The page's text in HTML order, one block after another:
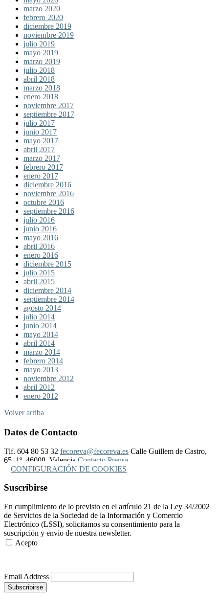
marzo 2020
febrero 2020
diciembre 2019
noviembre 2019
julio 2019
mayo 2019
marzo 2019
julio 2018
abril 2018
marzo 2018
enero 2018
noviembre 2017
septiembre 2017
julio 2017
junio 2017
mayo 2017
abril 2017
marzo 2017
febrero 2017
enero 2017
diciembre 2016
noviembre 2016
octubre 2016
septiembre 2016
julio 2016
junio 2016
mayo 2016
abril 2016
enero 2016
diciembre 2015
julio 2015
abril 2015
diciembre 2014
septiembre 2014
agosto 2014
julio 2014
junio 2014
mayo 2014
abril 2014
marzo 2014
febrero 2014
mayo 2013
noviembre 2012
abril 2012
enero 2012
Volver arriba
Datos de Contacto
Tlf. 604 80 53 32 fecoreva@fecoreva.es Calle Guillem de Castro,
65, 1º, 46008, Valencia Contacto Prensa
CONFIGURACIÓN DE COOKIES
Suscribirse
En cumplimiento de lo previsto en el artículo 21 de la Ley 34/2002
de Servicios de la Sociedad de la Información y Comercio
Electrónico (LSSI), solicitamos su consentimiento para la
suscripción y envío de nuestra newsletter.
Acepto
Email Address